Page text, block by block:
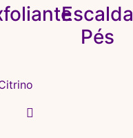
Escalda
Pés